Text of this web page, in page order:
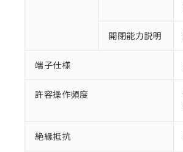
開閉能力説明
端子仕様
許容操作頻度
絶縁抵抗